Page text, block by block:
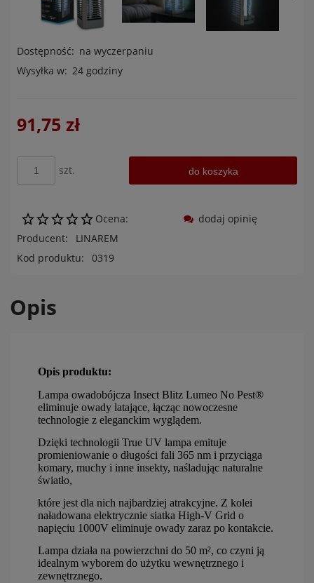
Dostępność: na wyczerpaniu
Wysyłka w: 24 godziny
91,75 zł
szt. do koszyka
Ocena:
Producent:
LINAREM
Kod produktu:
0319
dodaj opinię
Opis
Opis produktu:
Lampa owadobójcza Insect Blitz Lumeo No Pest®
eliminuje owady latające, łącząc nowoczesne
technologie z eleganckim wyglądem.
Dzięki technologii True UV lampa emituje
promieniowanie o długości fali 365 nm i przyciąga
komary, muchy i inne insekty, naśladując naturalne
światło,
które jest dla nich najbardziej atrakcyjne. Z kolei
naładowana elektrycznie siatka High-V Grid o
napięciu 1000V eliminuje owady zaraz po kontakcie.
Lampa działa na powierzchni do 50 m², co czyni ją
idealnym wyborem do użytku wewnętrznego i
zewnętrznego.